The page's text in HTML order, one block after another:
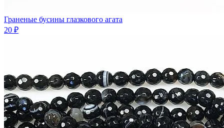
Граненые бусины глазкового агата
20 ₽